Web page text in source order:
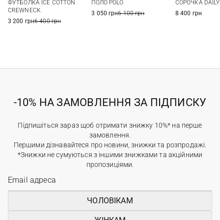
ФУТБОЛКА ICE COTTON
CREWNECK
3 200 грн6 400 грн
ПОЛО POLO
3 050 грн6 100 грн
СОРОЧКА DAILY
8 400 грн
-10% НА ЗАМОВЛЕННЯ ЗА ПІДПИСКУ
Підпишіться зараз щоб отримати знижку 10%* на перше
замовлення.
Першими дізнавайтеся про новини, знижки та розпродажі.
*Знижки не сумуються з іншими знижками та акційними
пропозиціями.
ЧОЛОВІКАМ